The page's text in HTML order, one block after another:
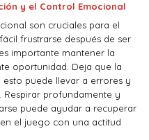
y el Control Emocional
son cruciales para el
frustrarse después de ser
importante mantener la
oportunidad. Deja que la
puede llevar a errores y
Respirar profundamente y
puede ayudar a recuperar
el juego con una actitud